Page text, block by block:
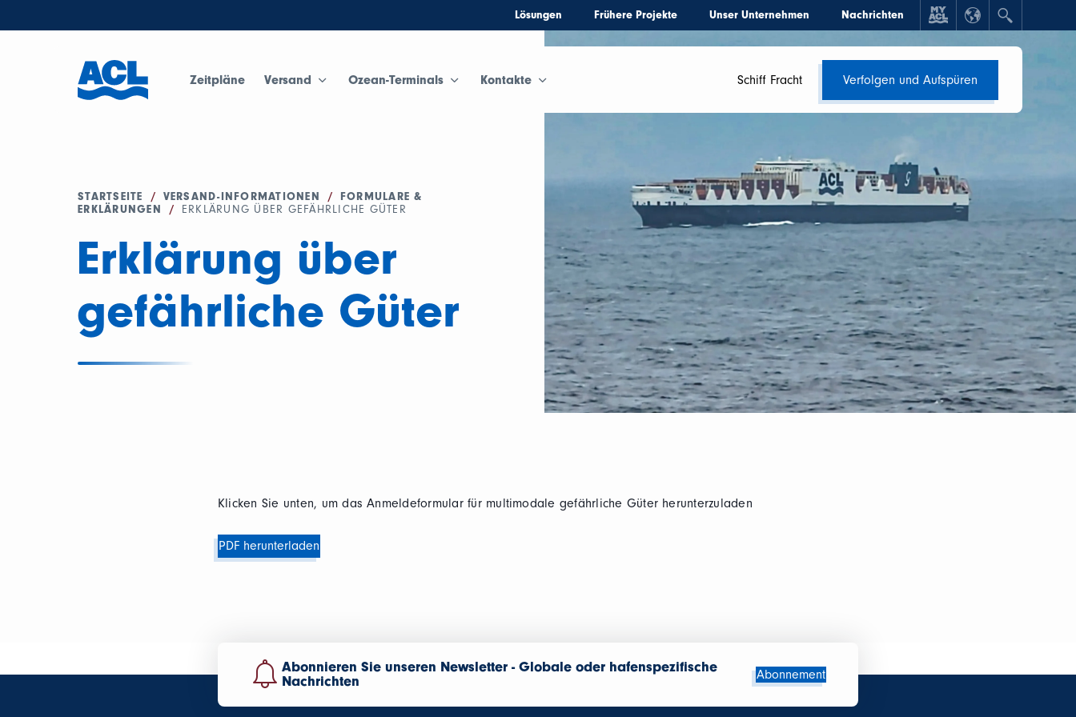
Lösungen Frühere Projekte Unser Unternehmen Nachrichten
Zeitpläne Versand Ozean-Terminals Kontakte Schiff Fracht Verfolgen und Aufspüren
STARTSEITE / VERSAND-INFORMATIONEN /
FORMULARE &
ERKLÄRUNGEN
/ ERKLÄRUNG ÜBER GEFÄHRLICHE GÜTER
Erklärung über
gefährliche Güter
Klicken Sie unten, um das Anmeldeformular für multimodale gefährliche Güter herunterzuladen
PDF herunterladen
Abonnieren Sie unseren Newsletter - Globale oder hafenspezifische
Nachrichten
Abonnement